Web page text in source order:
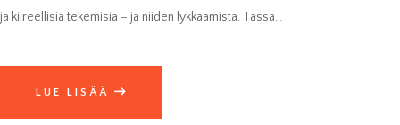
ja kiireellisiä tekemisiä – ja niiden lykkäämistä. Tässä…
LUE LISÄÄ